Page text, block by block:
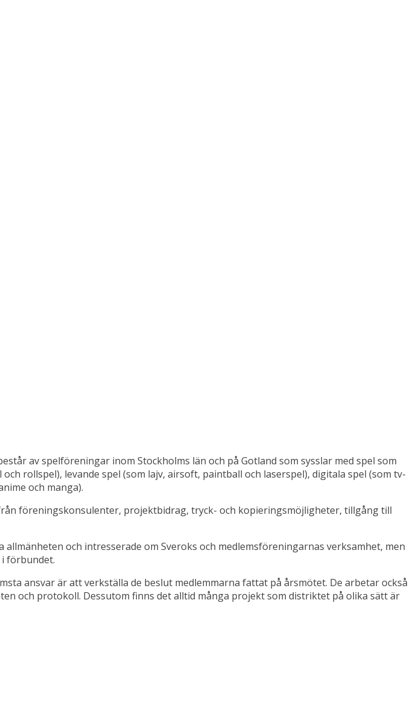
av spelföreningar inom Stockholms län och på Gotland som sysslar med spel som
rollspel), levande spel (som lajv, airsoft, paintball och laserspel), digitala spel (som tv-
och manga).
föreningskonsulenter, projektbidrag, tryck- och kopieringsmöjligheter, tillgång till
och intresserade om Sveroks och medlemsföreningarnas verksamhet, men
förbundet.
ansvar är att verkställa de beslut medlemmarna fattat på årsmötet. De arbetar också
och protokoll. Dessutom finns det alltid många projekt som distriktet på olika sätt är